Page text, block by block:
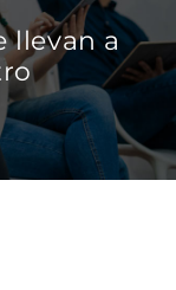
llevan a